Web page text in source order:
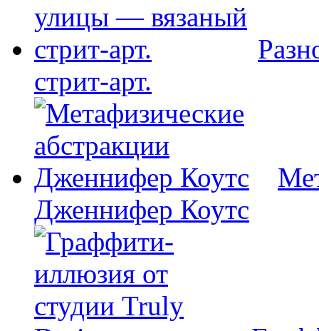
стрит-арт.
Дженнифер Коутс